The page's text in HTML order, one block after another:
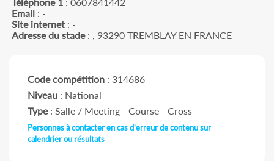
Email: -
Site internet: -
Adresse du stade: , 93290 TREMBLAY EN FRANCE
Code compétition : 314686
Niveau : National
Type: Salle / Meeting - Course - Cross
Personnes à contacter en cas d'erreur de contenu sur
calendrier ou résultats